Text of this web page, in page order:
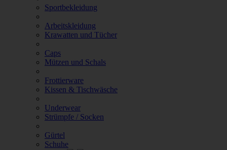
Sportbekleidung
Arbeitskleidung
Krawatten und Tücher
Caps
Mützen und Schals
Frottierware
Kissen & Tischwäsche
Underwear
Strümpfe / Socken
Gürtel
Schuhe